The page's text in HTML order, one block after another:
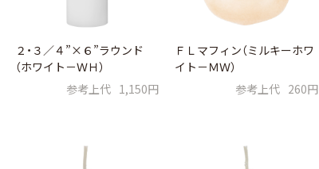
２・３／４”×６”ラウンド
（ホワイト－ＷＨ）
参考上代 1,150円
ＦＬマフィン（ミルキーホワ
イト－ＭＷ）
参考上代 260円